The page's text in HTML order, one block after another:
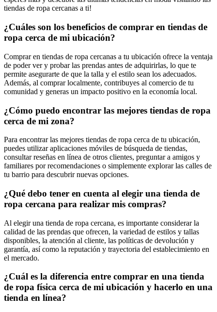
tiendas de ropa cercanas a ti!
¿Cuáles son los beneficios de comprar en tiendas de
ropa cerca de mi ubicación?
Comprar en tiendas de ropa cercanas a tu ubicación ofrece la ventaja
de poder ver y probar las prendas antes de adquirirlas, lo que te
permite asegurarte de que la talla y el estilo sean los adecuados.
Además, al comprar localmente, contribuyes al comercio de tu
comunidad y generas un impacto positivo en la economía local.
¿Cómo puedo encontrar las mejores tiendas de ropa
cerca de mi zona?
Para encontrar las mejores tiendas de ropa cerca de tu ubicación,
puedes utilizar aplicaciones móviles de búsqueda de tiendas,
consultar reseñas en línea de otros clientes, preguntar a amigos y
familiares por recomendaciones o simplemente explorar las calles de
tu barrio para descubrir nuevas opciones.
¿Qué debo tener en cuenta al elegir una tienda de
ropa cercana para realizar mis compras?
Al elegir una tienda de ropa cercana, es importante considerar la
calidad de las prendas que ofrecen, la variedad de estilos y tallas
disponibles, la atención al cliente, las políticas de devolución y
garantía, así como la reputación y trayectoria del establecimiento en
el mercado.
¿Cuál es la diferencia entre comprar en una tienda
de ropa física cerca de mi ubicación y hacerlo en una
tienda en línea?